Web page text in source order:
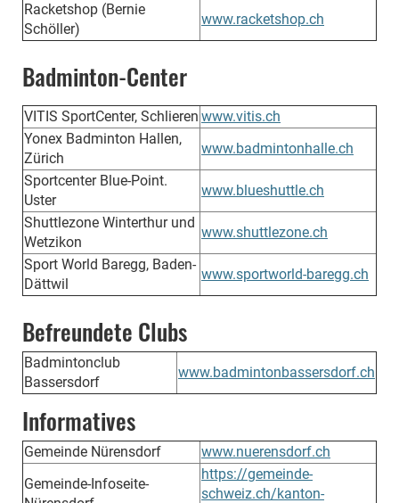
Racketshop (Bernie
Schöller)
www.racketshop.ch
Badminton-Center
VITIS SportCenter, Schlieren www.vitis.ch
Yonex Badminton Hallen,
Zürich
www.badmintonhalle.ch
Sportcenter Blue-Point.
Uster
www.blueshuttle.ch
Shuttlezone Winterthur und
Wetzikon
www.shuttlezone.ch
Sport World Baregg, Baden-
Dättwil
www.sportworld-baregg.ch
Befreundete Clubs
Badmintonclub
Bassersdorf
www.badmintonbassersdorf.ch
Informatives
Gemeinde Nürensdorf
www.nuerensdorf.ch
Gemeinde-Infoseite-
https://gemeinde-
schweiz.ch/kanton-